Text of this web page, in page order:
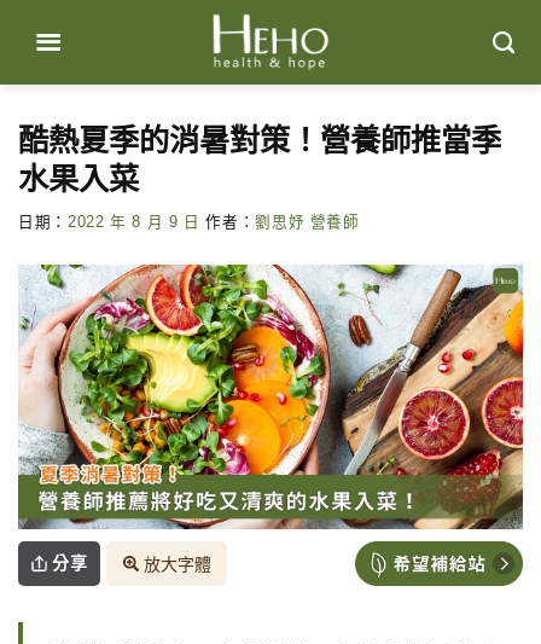
content
酷熱夏季的消暑對策！營養師推當季
水果入菜
日期： 2022 年 8 月 9 日 作者：劉思妤 營養師
分享 放大字體